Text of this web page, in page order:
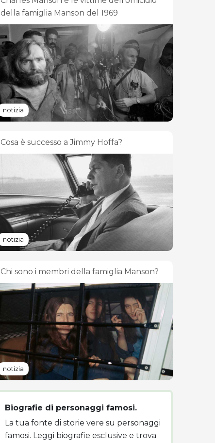
della famiglia Manson del 1969
notizia
Cosa è successo a Jimmy Hoffa?
notizia
Chi sono i membri della famiglia Manson?
notizia
Biografie di personaggi famosi.
La tua fonte di storie vere su personaggi
famosi. Leggi biografie esclusive e trova